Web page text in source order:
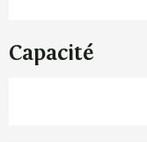
Capacité